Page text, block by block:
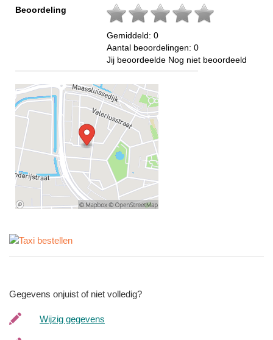
Beoordeling
Gemiddeld: 0
Aantal beoordelingen: 0
Jij beoordeelde Nog niet beoordeeld
Gegevens onjuist of niet volledig?
Wijzig gegevens